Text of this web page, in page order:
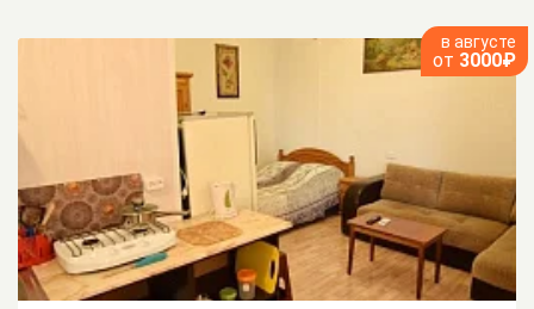
в августе
от 3000₽